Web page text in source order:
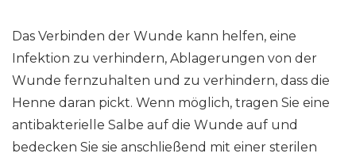
Das Verbinden der Wunde kann helfen, eine
Infektion zu verhindern, Ablagerungen von der
Wunde fernzuhalten und zu verhindern, dass die
Henne daran pickt. Wenn möglich, tragen Sie eine
antibakterielle Salbe auf die Wunde auf und
bedecken Sie sie anschließend mit einer sterilen